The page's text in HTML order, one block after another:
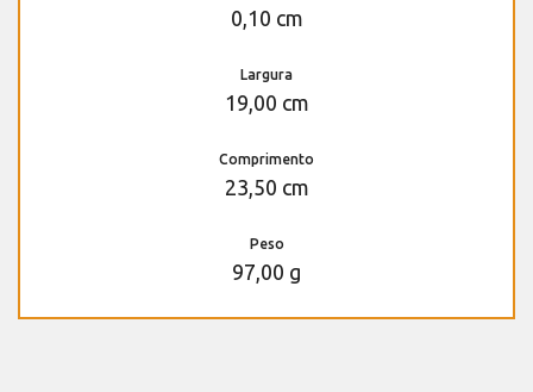
0,10 cm
Largura
19,00 cm
Comprimento
23,50 cm
Peso
97,00 g